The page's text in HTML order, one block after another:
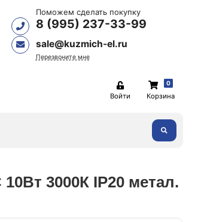
Поможем сделать покупку
8 (995) 237-33-99
sale@kuzmich-el.ru
Перезвоните мне
Войти
0
Корзина
3000К IP20 метал.